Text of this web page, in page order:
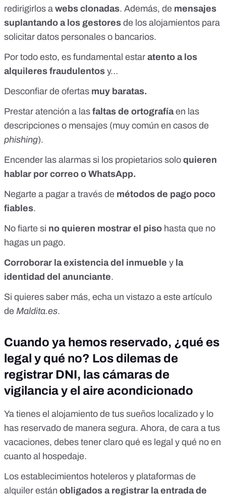
redirigirlos a webs clonadas. Además, de mensajes
suplantando a los gestores de los alojamientos para
solicitar datos personales o bancarios.
Por todo esto, es fundamental estar atento a los
alquileres fraudulentos y…
Desconfiar de ofertas muy baratas.
Prestar atención a las faltas de ortografíaen las
descripciones o mensajes (muy común en casos de
phishing).
Encender las alarmas si los propietarios solo quieren
hablar por correo o WhatsApp.
Negarte a pagar a través de métodos de pago poco
fiables.
No fiarte si no quieren mostrar el piso hasta que no
hagas un pago.
Corroborar la existencia del inmueble y la
identidad del anunciante.
Si quieres saber más, echa un vistazo a este artículo
de Maldita.es.
Cuando ya hemos reservado, ¿qué es
legal y qué no? Los dilemas de
registrar DNI, las cámaras de
vigilancia y el aire acondicionado
Ya tienes el alojamiento de tus sueños localizado y lo
has reservado de manera segura. Ahora, de cara a tus
vacaciones, debes tener claro qué es legal y qué no en
cuanto al hospedaje.
Los establecimientos hoteleros y plataformas de
alquiler están obligados a registrar la entrada de